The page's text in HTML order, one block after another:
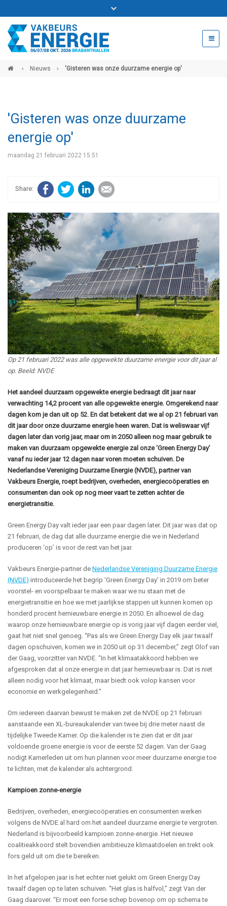
Bel ons voor info 0294 - 74 50 70
beurs@54events.nl
› Nieuws › 'Gisteren was onze duurzame energie op'
'Gisteren was onze duurzame
energie op'
maandag 21 februari 2022 15:51
FacebookTwitter LinkedIn
Op 21 februari 2022 was alle opgewekte duurzame energie voor dit jaar al
op. Beeld: NVDE
Het aandeel duurzaam opgewekte energie bedraagt dit jaar naar
verwachting 14,2 procent van alle opgewekte energie. Omgerekend naar
dagen kom je dan uit op 52. En dat betekent dat we al op 21 februari van
dit jaar door onze duurzame energie heen waren. Dat is weliswaar vijf
dagen later dan vorig jaar, maar om in 2050 alleen nog maar gebruik te
maken van duurzaam opgewekte energie zal onze ‘Green Energy Day’
vanaf nu ieder jaar 12 dagen naar voren moeten schuiven. De
Nederlandse Vereniging Duurzame Energie (NVDE), partner van
Vakbeurs Energie, roept bedrijven, overheden, energiecoöperaties en
consumenten dan ook op nog meer vaart te zetten achter de
energietransitie.
Green Energy Day valt ieder jaar een paar dagen later. Dit jaar was dat op
21 februari, de dag dat alle duurzame energie die we in Nederland
produceren ‘op’ is voor de rest van het jaar.
Vakbeurs Energie-partner de Nederlandse Vereniging Duurzame Energie
(NVDE) introduceerde het begrip ‘Green Energy Day’ in 2019 om beter
voorstel- en voorspelbaar te maken waar we nu staan met de
energietransitie en hoe we met jaarlijkse stappen uit kunnen komen op
honderd procent hernieuwbare energie in 2050. En alhoewel de dag
waarop onze hernieuwbare energie op is vorig jaar vijf dagen eerder viel,
gaat het niet snel genoeg. “Pas als we Green Energy Day elk jaar twaalf
dagen opschuiven, komen we in 2050 uit op 31 december,” zegt Olof van
der Gaag, voorzitter van NVDE. “In het klimaatakkoord hebben we
afgesproken dat al onze energie in dat jaar hernieuwbaar is. Dat is niet
alleen nodig voor het klimaat, maar biedt ook volop kansen voor
economie en werkgelegenheid.”
Om iedereen daarvan bewust te maken zet de NVDE op 21 februari
aanstaande een XL-bureaukalender van twee bij drie meter naast de
tijdelijke Tweede Kamer. Op die kalender is te zien dat er dit jaar
voldoende groene energie is voor de eerste 52 dagen. Van der Gaag
nodigt Kamerleden uit om hun plannen voor meer duurzame energie toe
te lichten, met de kalender als achtergrond.
Kampioen zonne-energie
Bedrijven, overheden, energiecoöperaties en consumenten werken
volgens de NVDE al hard om het aandeel duurzame energie te vergroten.
Nederland is bijvoorbeeld kampioen zonne-energie. Het nieuwe
coalitieakkoord stelt bovendien ambitieuze klimaatdoelen en trekt ook
fors geld uit om die te bereiken.
In het afgelopen jaar is het echter niet gelukt om Green Energy Day
twaalf dagen op te laten schuiven. “Het glas is halfvol,” zegt Van der
Gaag daarover. “Er moet een forse schep bovenop om op schema te